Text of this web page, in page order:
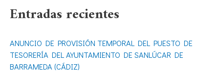
s
a
r
Entradas recientes
ANUNCIO DE PROVISIÓN TEMPORAL DEL PUESTO DE
TESORERÍA DEL AYUNTAMIENTO DE SANLÚCAR DE
BARRAMEDA (CÁDIZ)